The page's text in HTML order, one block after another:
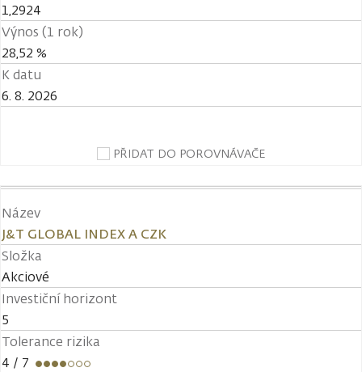
1,2924
Výnos (1 rok)
28,52 %
K datu
6. 8. 2026
PŘIDAT DO POROVNÁVAČE
Název
J&T GLOBAL INDEX A CZK
Složka
Akciové
Investiční horizont
5
Tolerance rizika
4 / 7